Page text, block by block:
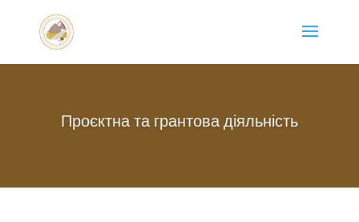
Проєктна та грантова діяльність